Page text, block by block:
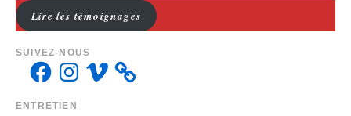
Lire les témoignages
SUIVEZ-NOUS
ENTRETIEN